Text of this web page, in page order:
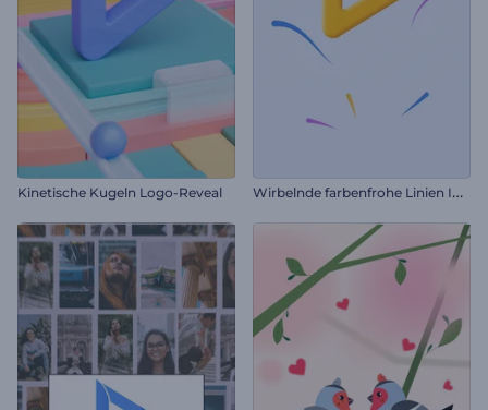
Kinetische Kugeln Logo-Reveal W
irbelnde farbenfrohe Linien Intro